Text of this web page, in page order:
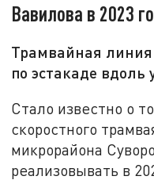
Вавилова в 2023
Трамвайная
по эстакаде
Стало известно о
скоростного
микрорайона
реализовывать в